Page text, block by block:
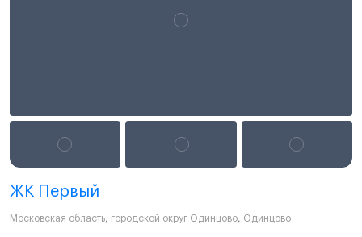
ЖК Первый
Московская область, городской округ Одинцово, Одинцово